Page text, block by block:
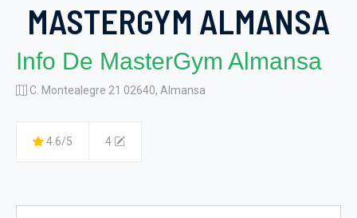
MASTERGYM ALMANSA
Info De MasterGym Almansa
C. Montealegre 21 02640, Almansa
4.6/5 4